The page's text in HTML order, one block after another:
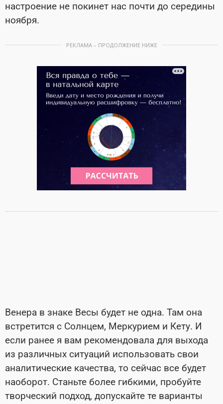
настроение не покинет нас почти до середины
ноября.
РЕКЛАМА – ПРОДОЛЖЕНИЕ НИЖЕ
Венера в знаке Весы будет не одна. Там она
встретится с Солнцем, Меркурием и Кету. И
если ранее я вам рекомендовала для выхода
из различных ситуаций использовать свои
аналитические качества, то сейчас все будет
наоборот. Станьте более гибкими, пробуйте
творческий подход, допускайте те варианты